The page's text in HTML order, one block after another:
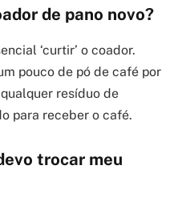
de pano novo?
‘curtir’ o coador.
pouco de pó de café por
resíduo de
para receber o café.
trocar meu